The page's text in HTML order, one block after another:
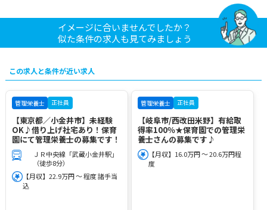
イメージに合いませんでしたか？
似た条件の求人も見てみましょう
この求人と条件が近い求人
管理栄養士 正社員
【東京都／小金井市】未経験
OK♪借り上げ社宅あり！保育
園にて管理栄養士の募集です！
ＪＲ中央線「武蔵小金井駅」
（徒歩8分）
【月収】22.9万円 ～ 程度 諸手当
込
管理栄養士 正社員
【岐阜市/西改田米野】有給取
得率100％★保育園での管理栄
養士さんの募集です♪
【月収】16.0万円 ～ 20.6万円程
度